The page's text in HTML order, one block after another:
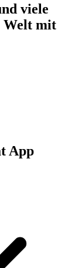
viele
Welt mit
App